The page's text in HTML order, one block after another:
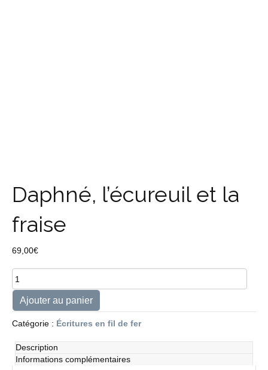
Daphné, l’écureuil et la
fraise
69,00€
quantité
de
Daphné,
l'écureuil
et
fraise
Ajouter au panier
Catégorie : Écritures en fil de fer
Description
Informations complémentaires